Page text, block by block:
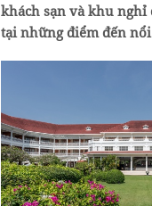
khách sạn và khu nghỉ
tại những điểm đến